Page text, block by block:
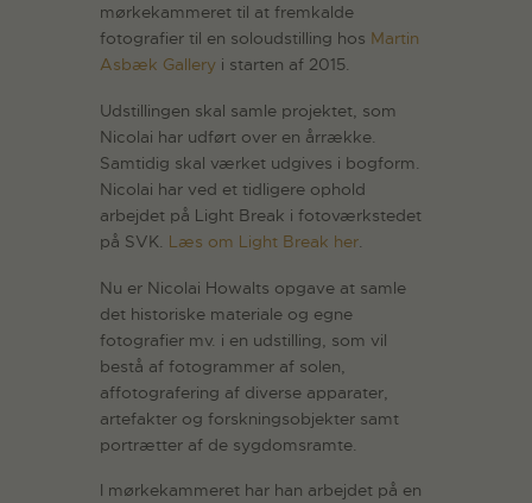
mørkekammeret til at fremkalde
fotografier til en soloudstilling hos Martin
Asbæk Gallery i starten af 2015.
Udstillingen skal samle projektet, som
Nicolai har udført over en årrække.
Samtidig skal værket udgives i bogform.
Nicolai har ved et tidligere ophold
arbejdet på Light Break i fotoværkstedet
på SVK. Læs om Light Break her.
Nu er Nicolai Howalts opgave at samle
det historiske materiale og egne
fotografier mv. i en udstilling, som vil
bestå af fotogrammer af solen,
affotografering af diverse apparater,
artefakter og forskningsobjekter samt
portrætter af de sygdomsramte.
I mørkekammeret har han arbejdet på en